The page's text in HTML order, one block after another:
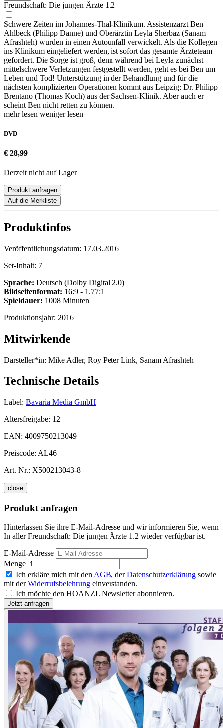
Freundschaft: Die jungen Ärzte 1.2
Schwere Zeiten im Johannes-Thal-Klinikum. Assistenzarzt Ben
Ahlbeck (Philipp Danne) und Oberärztin Leyla Sherbaz (Sanam
Afrashteh) wurden in einen Autounfall verwickelt. Als die Kollegen
ins Klinikum eingeliefert werden, ist sofort das gesamte Ärzteteam
gefordert. Die Sorge ist groß, denn während bei Leyla zunächst
mittelschwere Verletzungen festgestellt werden, geht es bei Ben um
Leben und Tod! Unterstützung in der Behandlung und für die
nächsten komplizierten Operationen kommt aus Leipzig: Dr. Philipp
Brentano (Thomas Koch) aus der Sachsen-Klinik. Aber auch er
scheint Ben nicht retten zu können.
mehr lesen weniger lesen
DVD
€ 28,99
Derzeit nicht auf Lager
Produkt anfragen
Auf die Merkliste
Produktinfos
Veröffentlichungsdatum: 17.03.2016
Set-Inhalt: 7
Sprache: Deutsch (Dolby Digital 2.0)
Bildseitenformat: 16:9 - 1.77:1
Spieldauer: 1008 Minuten
Produktionsjahr: 2016
Mitwirkende
Darsteller*in: Mike Adler, Roy Peter Link, Sanam Afrashteh
Technische Details
Label: Bavaria Media GmbH
Altersfreigabe: 12
EAN: 4009750213049
Preiscode: AL46
Art. Nr.: X500213043-8
close
Produkt anfragen
Hinterlassen Sie ihre E-Mail-Adresse und wir informieren Sie, wenn
In aller Freundschaft: Die jungen Ärzte 1.2 wieder verfügbar ist.
E-Mail-Adresse
Menge
Ich erkläre mich mit den AGB, derDatenschutzerklärung sowie
mit derWiderrufsbelehrung einverstanden.
Ich möchte den HOANZL Newsletter abonnieren.